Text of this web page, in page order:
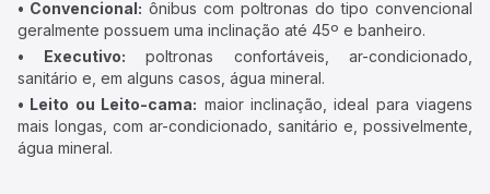
• Convencional: ônibus com poltronas do tipo convencional
geralmente possuem uma inclinação até 45º e banheiro.
• Executivo: poltronas confortáveis, ar-condicionado,
sanitário e, em alguns casos, água mineral.
• Leito ou Leito-cama: maior inclinação, ideal para viagens
mais longas, com ar-condicionado, sanitário e, possivelmente,
água mineral.